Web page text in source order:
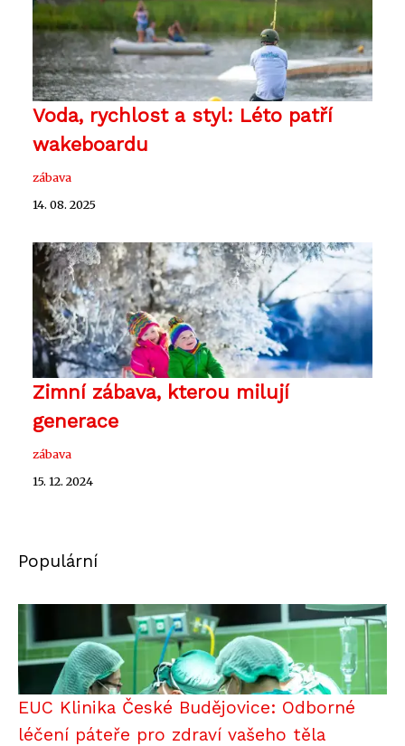
Voda, rychlost a styl: Léto patří
wakeboardu
zábava
14. 08. 2025
Zimní zábava, kterou milují
generace
zábava
15. 12. 2024
Populární
EUC Klinika České Budějovice: Odborné
léčení páteře pro zdraví vašeho těla